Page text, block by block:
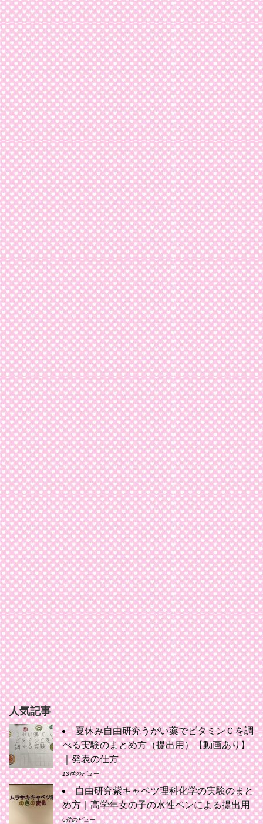
人気記事
夏休み自由研究うがい薬でビタミンＣを調
べる実験のまとめ方（提出用）【動画あり】
｜発表の仕方
13件のビュー
自由研究紫キャベツ理科化学の実験のまと
め方｜高学年女の子の水性ペンによる提出用
6件のビュー